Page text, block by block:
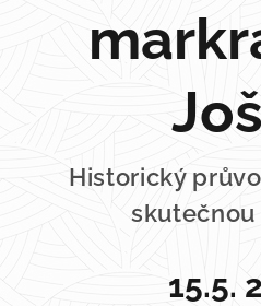
Historický
15.5.